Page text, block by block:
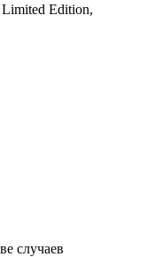
Limited Edition,
случаев